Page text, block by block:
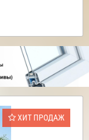
ХИТ ПРОДАЖ